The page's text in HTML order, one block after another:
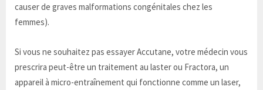
causer de graves malformations congénitales chez les
femmes).
Si vous ne souhaitez pas essayer Accutane, votre médecin vous
prescrira peut-être un traitement au laster ou Fractora, un
appareil à micro-entraînement qui fonctionne comme un laser,